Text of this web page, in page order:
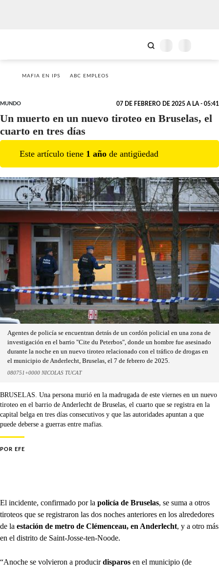
MAFIA EN IPS ABC EMPLEOS
MUNDO 07 DE FEBRERO DE 2025 A LA - 05:41
Un muerto en un nuevo tiroteo en Bruselas, el
cuarto en tres días
Este artículo tiene 1 año de antigüedad
Agentes de policía se encuentran detrás de un cordón policial en una zona de
investigación en el barrio "Cite du Peterbos", donde un hombre fue asesinado
durante la noche en un nuevo tiroteo relacionado con el tráfico de drogas en
el municipio de Anderlecht, Bruselas, el 7 de febrero de 2025.
080751+0000 NICOLAS TUCAT
BRUSELAS. Una persona murió en la madrugada de este viernes en un nuevo
tiroteo en el barrio de Anderlecht de Bruselas, el cuarto que se registra en la
capital belga en tres días consecutivos y que las autoridades apuntan a que
puede deberse a guerras entre mafias.
POR EFE
El incidente, confirmado por la policía de Bruselas, se suma a otros
tiroteos que se registraron las dos noches anteriores en los alrededores
de la estación de metro de Clémenceau, en Anderlecht, y a otro más
en el distrito de Saint-Josse-ten-Noode.
“Anoche se volvieron a producirdisparos en el municipio (de